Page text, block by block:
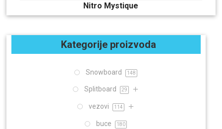
Nitro Mystique
Kategorije proizvoda
Snowboard 148
Splitboard 29
vezovi 114
buce 180